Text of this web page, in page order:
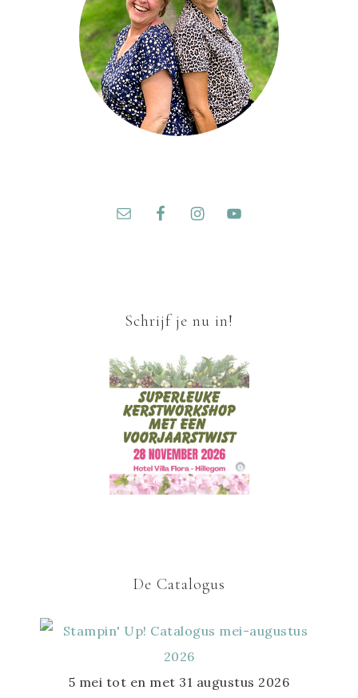
Schrijf je nu in!
De Catalogus
5 mei tot en met 31 augustus 2026